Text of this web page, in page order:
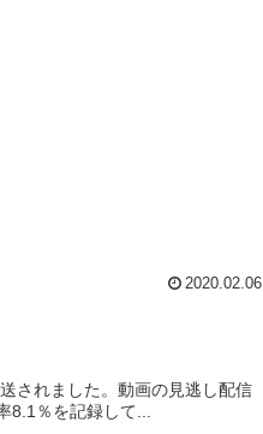
2020.02.06
されました。動画の見逃し配信
％を記録して...